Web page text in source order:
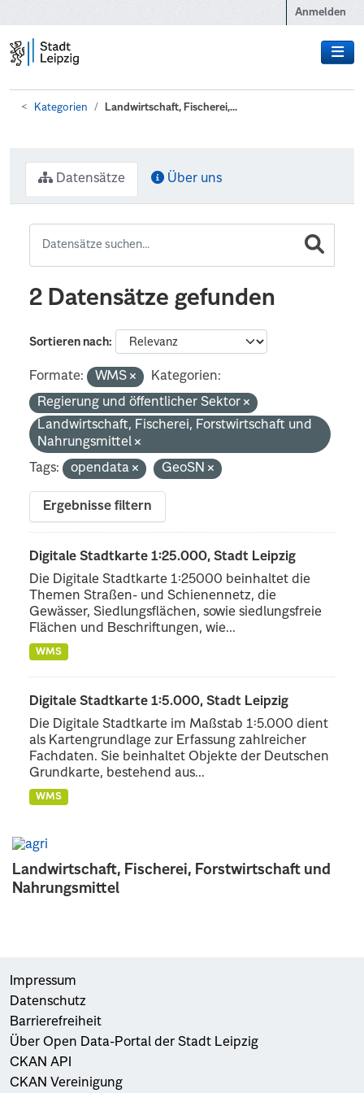
Anmelden
Kategorien Landwirtschaft, Fischerei,...
Landwirtschaft, Fischerei, Forstwirtschaft und
Nahrungsmittel
Datensätze Über uns
2 Datensätze gefunden
Sortieren nach
Formate: WMS
Kategorien:
Regierung und öffentlicher Sektor
Landwirtschaft, Fischerei, Forstwirtschaft und
Nahrungsmittel
Tags:
opendata GeoSN
Ergebnisse filtern
Digitale Stadtkarte 1:25.000, Stadt Leipzig
Die Digitale Stadtkarte 1:25000 beinhaltet die
Themen Straßen- und Schienennetz, die
Gewässer, Siedlungsflächen, sowie siedlungsfreie
Flächen und Beschriftungen, wie...
WMS
Digitale Stadtkarte 1:5.000, Stadt Leipzig
Die Digitale Stadtkarte im Maßstab 1:5.000 dient
als Kartengrundlage zur Erfassung zahlreicher
Fachdaten. Sie beinhaltet Objekte der Deutschen
Grundkarte, bestehend aus...
WMS
Impressum
Datenschutz
Barrierefreiheit
Über Open Data-Portal der Stadt Leipzig
CKAN API
CKAN Vereinigung